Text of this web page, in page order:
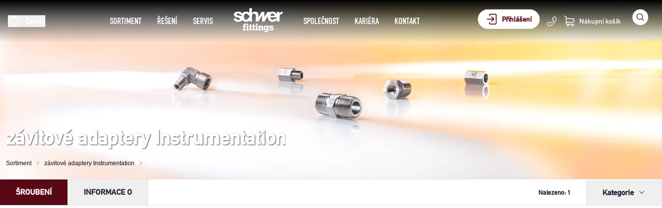
SORTIMENT ŘEŠENÍ SERVIS SPOLEČNOST KARIÉRA KONTAKT Přihlášení Nákupní košík
závitové adaptery Instrumentation
Sortiment závitové adaptery Instrumentation
ŠROUBENÍ INFORMACE O Nalezeno: 1 Kategorie